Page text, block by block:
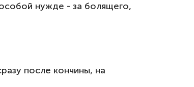
нужде - за болящего,
после кончины, на